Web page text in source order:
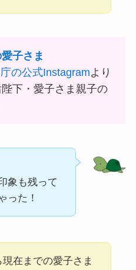
愛子さま
の公式Instagramより
下・愛子さま親子の
象も残って
った！
在までの愛子さま